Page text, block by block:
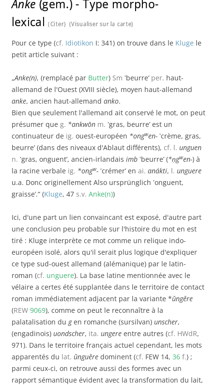
Anke (gem.) -Type morpho-
lexical (Citer) (Visualiser sur la carte)
Pour ce type (cf. Idiotikon I: 341) on trouve dans le Kluge le
petit article suivant :
„Anke(n), (remplacé par Butter) Sm ‛beurre’ per. haut-
allemand de l'Ouest (XVIII siècle), moyen haut-allemand
anke, ancien haut-allemand anko.
Bien que seulement l'allemand ait conservé le mot, on peut
présumer que g. *ankwōn m. ‛gras, beurre’ est un
continuateur de ig. ouest-européen *ongwen- ‛crème, gras,
beurre’ (dans des niveaux d'Ablaut différents), cf. l. unguen
n. ‛gras, onguent’, ancien-irlandais imb ‛beurre’ (*ṇgwen-) à
la racine verbale ig. *ongw- ‛crémer’ en ai. anákti, l. unguere
u.a. Donc originellement Also ursprünglich ‛onguent,
graisse’.“ (Kluge, 47 s.v. Anke(n))
Ici, d'une part un lien convaincant est exposé, d'autre part
une conclusion peu probable sur l'histoire du mot en est
tiré : Kluge interprète ce mot comme un relique indo-
européen isolé, alors qu'il serait plus logique d'expliquer
ce type sud-ouest allemand (alémanique) par le latin-
roman (cf. unguere). La base latine mentionnée avec le
vélaire a certes été supplantée dans le territoire de contact
roman immédiatement adjacent par la variante *ŭngĕre
(REW 9069), comme on peut le reconnaître à la
palatalisation du gen romanche (sursilvan) unscher,
(engadinois) uondscher, ita. ungere entre autres (cf. HWdR,
971). Dans le territoire français actuel cependant, les mots
apparentés du lat. ŭnguĕre dominent (cf. FEW 14, 36 f.) ;
parmi ceux-ci, on retrouve aussi des formes avec un
rapport sémantique évident avec la transformation du lait,